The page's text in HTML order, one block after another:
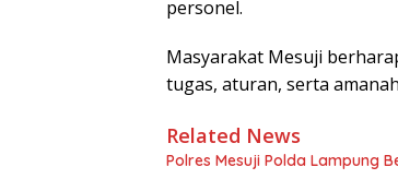
personel.
Masyarakat Mesuji
tugas, aturan, serta
Related News
Polres Mesuji Polda Lampung